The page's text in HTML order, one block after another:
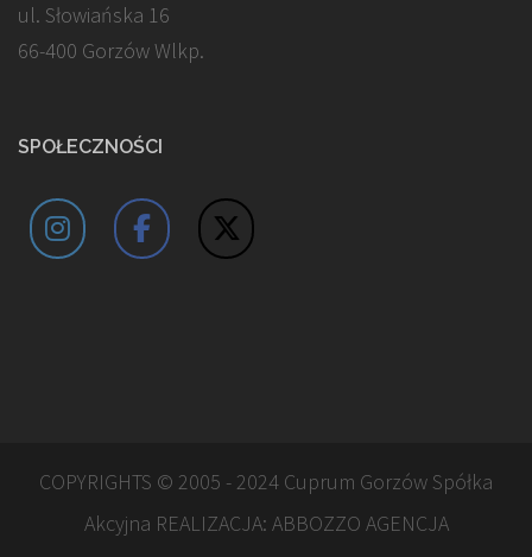
ul. Słowiańska 16
66-400 Gorzów Wlkp.
SPOŁECZNOŚCI
COPYRIGHTS © 2005 - 2024 Cuprum Gorzów Spółka
Akcyjna REALIZACJA: ABBOZZO AGENCJA